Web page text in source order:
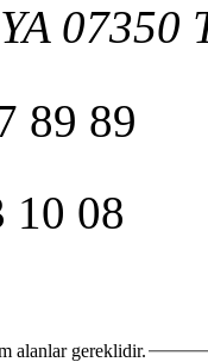
07350
89 89
10 08
alanlar gereklidir.